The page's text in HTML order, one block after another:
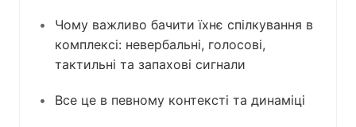
Чому важливо бачити їхнє спілкування в
комплексі: невербальні, голосові,
тактильні та запахові сигнали
Все це в певному контексті та динаміці